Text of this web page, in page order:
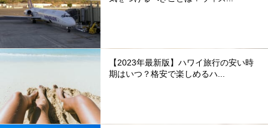
【2023年最新版】ハワイ旅行の安い時
期はいつ？格安で楽しめるハ...